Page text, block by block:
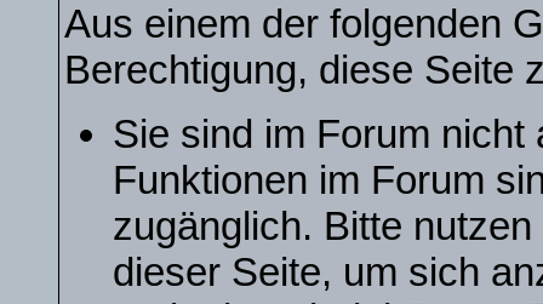
Aus einem der folgenden
Berechtigung, diese Seite
Sie sind im Forum nicht
Funktionen im Forum
zugänglich. Bitte
dieser Seite, um sich